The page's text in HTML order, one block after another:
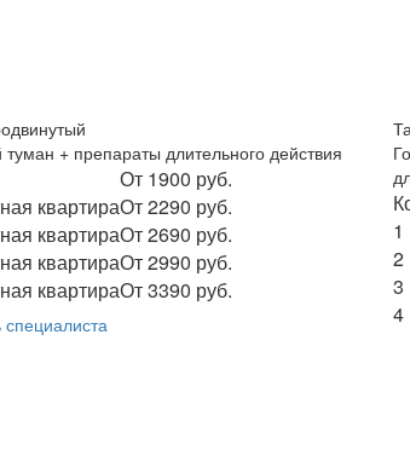
+ препараты длительного действия
От 1900 руб.
квартираОт 2290 руб.
квартираОт 2690 руб.
квартираОт 2990 руб.
квартираОт 3390 руб.
специалиста
1
2
3
4